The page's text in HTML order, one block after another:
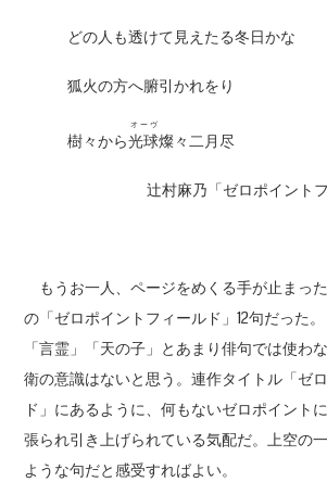
どの人も透けて見えたる冬日かな
狐火の方へ腑引かれをり
樹々から光球
オーヴ
燦々二月尽
辻村麻乃「ゼロポイント
もうお一人、ページをめくる手が止まっ
の「ゼロポイントフィールド」12句だった。
「言霊」「天の子」とあまり俳句では使わ
衛の意識はないと思う。連作タイトル「ゼ
ド」にあるように、何もないゼロポイント
張られ引き上げられている気配だ。上空の
ような句だと感受すればよい。